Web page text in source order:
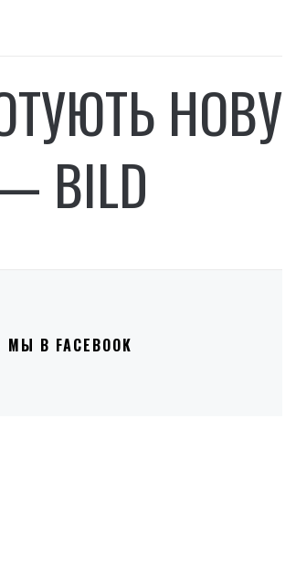
НОВУ
BILD
МЫ В FACEBOOK